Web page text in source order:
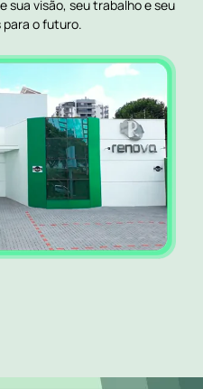
sua visão, seu trabalho e seu
o futuro.